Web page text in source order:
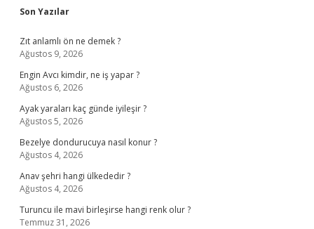
Sidebar
Son Yazılar
Zıt anlamlı ön ne demek ?
Ağustos 9, 2026
Engin Avcı kimdir, ne iş yapar ?
Ağustos 6, 2026
Ayak yaraları kaç günde iyileşir ?
Ağustos 5, 2026
Bezelye dondurucuya nasıl konur ?
Ağustos 4, 2026
Anav şehri hangi ülkededir ?
Ağustos 4, 2026
Turuncu ile mavi birleşirse hangi renk olur ?
Temmuz 31, 2026